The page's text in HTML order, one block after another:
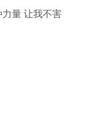
量 让我不害